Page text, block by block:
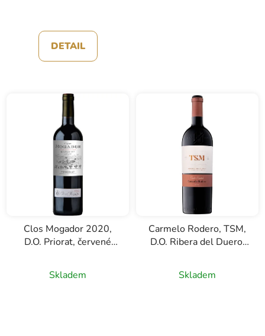
DETAIL
Clos Mogador 2020,
D.O. Priorat, červené
hodnocení
Skladem
Carmelo Rodero, TSM,
D.O. Ribera del Duero,
Skladem